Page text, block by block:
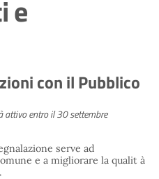
e
con il Pubblico
attivo entro il 30 settembre
serve ad
e a migliorare la qualit à